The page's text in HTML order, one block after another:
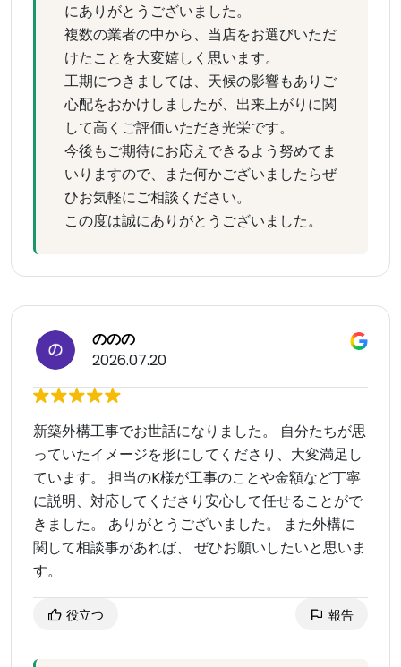
にありがとうございました。
複数の業者の中から、当店をお選びいただ
けたことを大変嬉しく思います。
工期につきましては、天候の影響もありご
心配をおかけしましたが、出来上がりに関
して高くご評価いただき光栄です。
今後もご期待にお応えできるよう努めてま
いりますので、また何かございましたらぜ
ひお気軽にご相談ください。
この度は誠にありがとうございました。
ののの
2026.07.20
新築外構工事でお世話になりました。 自分たちが思
っていたイメージを形にしてくださり、大変満足し
ています。 担当のK様が工事のことや金額など丁寧
に説明、対応してくださり安心して任せることがで
きました。 ありがとうございました。 また外構に
関して相談事があれば、 ぜひお願いしたいと思いま
す。
役立つ 報告